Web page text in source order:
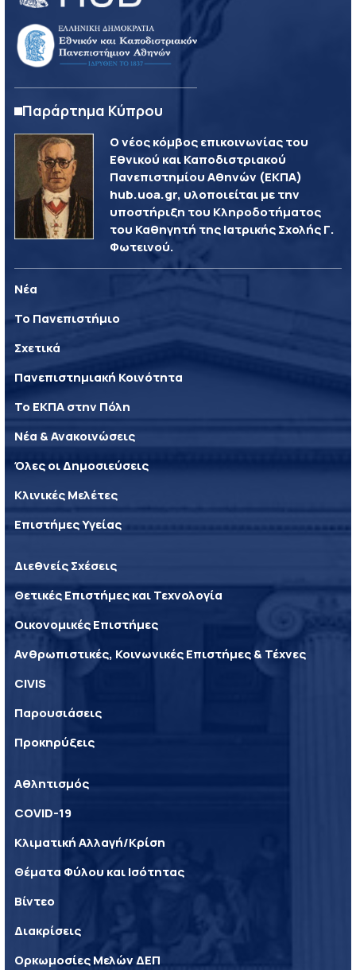
Παράρτημα Κύπρου
Ο νέος κόμβος επικοινωνίας του
Εθνικού και Καποδιστριακού
Πανεπιστημίου Αθηνών (ΕΚΠΑ)
hub.uoa.gr, υλοποιείται με την
υποστήριξη του Κληροδοτήματος
του Καθηγητή της Ιατρικής Σχολής Γ.
Φωτεινού.
Νέα
Το Πανεπιστήμιο
Σχετικά
Πανεπιστημιακή Κοινότητα
Το ΕΚΠΑ στην Πόλη
Νέα & Ανακοινώσεις
Όλες οι Δημοσιεύσεις
Κλινικές Μελέτες
Επιστήμες Υγείας
Διεθνείς Σχέσεις
Θετικές Επιστήμες και Τεχνολογία
Οικονομικές Επιστήμες
Ανθρωπιστικές, Κοινωνικές Επιστήμες & Τέχνες
CIVIS
Παρουσιάσεις
Προκηρύξεις
Αθλητισμός
COVID-19
Κλιματική Αλλαγή/Κρίση
Θέματα Φύλου και Ισότητας
Βίντεο
Διακρίσεις
Ορκωμοσίες Μελών ΔΕΠ